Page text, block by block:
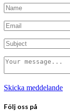
Skicka meddelande
Följ oss på